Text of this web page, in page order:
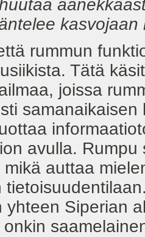
kasvojaan
rummun
Tätä
joissa
avulla.
auttaa
yhteen Siperian